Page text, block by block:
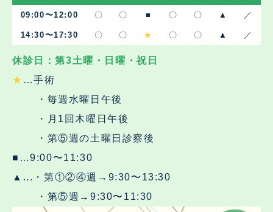
09:00〜12:00 〇 〇 ■ 〇 〇 ▲ ／
14:30〜17:30 〇 〇 ★ 〇 〇 ▲ ／
休診日：第3土曜・日曜・祝日
★ …手術
・毎週水曜日午後
・月1回木曜日午後
・第⑤週の土曜日診察後
■…9:00〜11:30
▲...・第①②④週→9:30〜13:30
・第⑤週→9:30〜11:30